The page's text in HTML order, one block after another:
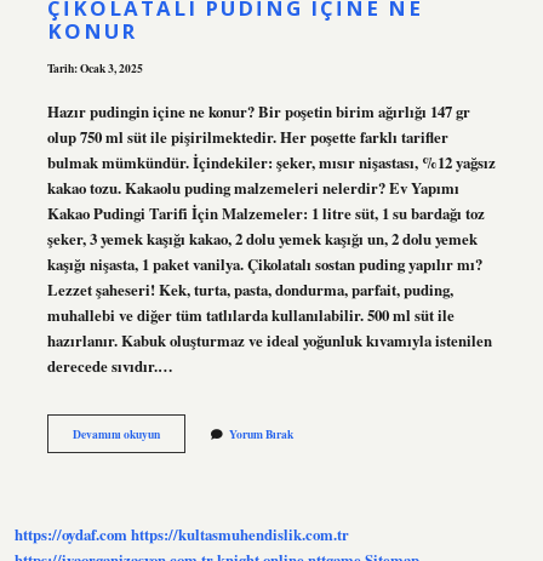
ÇIKOLATALI PUDING IÇINE NE
KONUR
Tarih: Ocak 3, 2025
Hazır pudingin içine ne konur? Bir poşetin birim ağırlığı 147 gr
olup 750 ml süt ile pişirilmektedir. Her poşette farklı tarifler
bulmak mümkündür. İçindekiler: şeker, mısır nişastası, %12 yağsız
kakao tozu. Kakaolu puding malzemeleri nelerdir? Ev Yapımı
Kakao Pudingi Tarifi İçin Malzemeler: 1 litre süt, 1 su bardağı toz
şeker, 3 yemek kaşığı kakao, 2 dolu yemek kaşığı un, 2 dolu yemek
kaşığı nişasta, 1 paket vanilya. Çikolatalı sostan puding yapılır mı?
Lezzet şaheseri! Kek, turta, pasta, dondurma, parfait, puding,
muhallebi ve diğer tüm tatlılarda kullanılabilir. 500 ml süt ile
hazırlanır. Kabuk oluşturmaz ve ideal yoğunluk kıvamıyla istenilen
derecede sıvıdır.…
Devamını okuyunÇikolatalı
Puding
Yorum Bırak
https://oydaf.comhttps://kultasmuhendislik.com.tr